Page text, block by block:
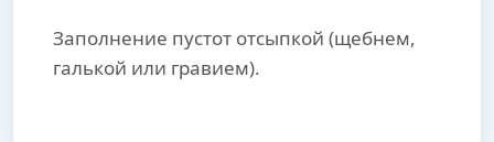
Заполнение пустот отсыпкой (щебнем,
галькой или гравием).